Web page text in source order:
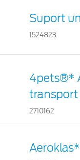
Suport
1524823
4pets®*
transport
2710162